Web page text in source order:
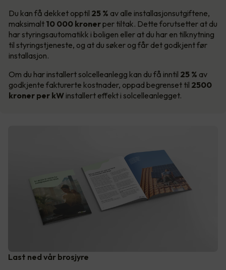
Du kan få dekket opptil 25 % av alle installasjonsutgiftene,
maksimalt 10 000 kronerper tiltak. Dette forutsetter at du
har styringsautomatikk i boligen eller at du har en tilknytning
til styringstjeneste, og at du søker og får det godkjent før
installasjon.
Om du har installert solcelleanlegg kan du få inntil 25 % av
godkjente fakturerte kostnader, oppad begrenset til 2500
kroner per kW installert effekt i solcelleanlegget.
Last ned vår brosjyre